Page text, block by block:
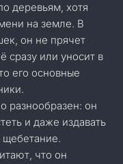
деревьям, хотя
на земле. В
он не прячет
сразу или уносит в
его основные
разнообразен: он
и даже издавать
что он